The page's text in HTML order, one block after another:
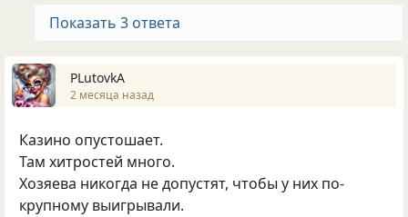
Показать 3 ответа
PLutоvkА
2 месяца назад
Казино опустошает.
Там хитростей много.
Хозяева никогда не допустят, чтобы у них по-
крупному выигрывали.